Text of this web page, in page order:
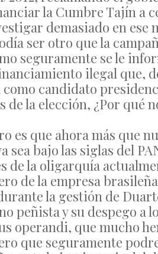
la Cumbre Tajín a
demasiado en ese
ser otro que la
seguramente se le
ilegal que,
como candidato
de la elección, ¿Por qué
es que ahora más que
sea bajo las siglas del
de la oligarquía
de la empresa
la gestión de
peñista y su despego a
operandi, que mucho
que seguramente